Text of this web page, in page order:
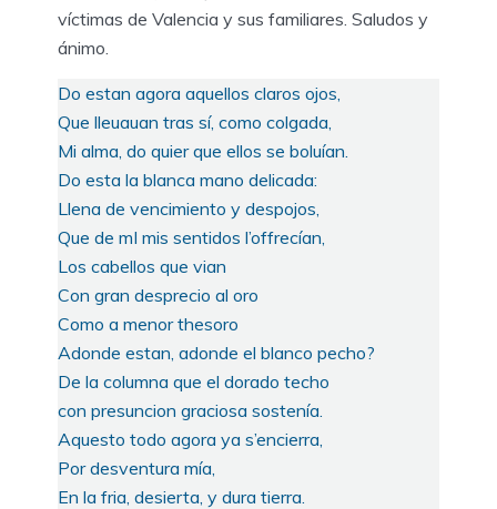
víctimas de Valencia y sus familiares. Saludos y
ánimo.
Do estan agora aquellos claros ojos,
Que lleuauan tras sí, como colgada,
Mi alma, do quier que ellos se boluían.
Do esta la blanca mano delicada:
Llena de vencimiento y despojos,
Que de mI mis sentidos l’offrecían,
Los cabellos que vian
Con gran desprecio al oro
Como a menor thesoro
Adonde estan, adonde el blanco pecho?
De la columna que el dorado techo
con presuncion graciosa sostenía.
Aquesto todo agora ya s’encierra,
Por desventura mía,
En la fria, desierta, y dura tierra.